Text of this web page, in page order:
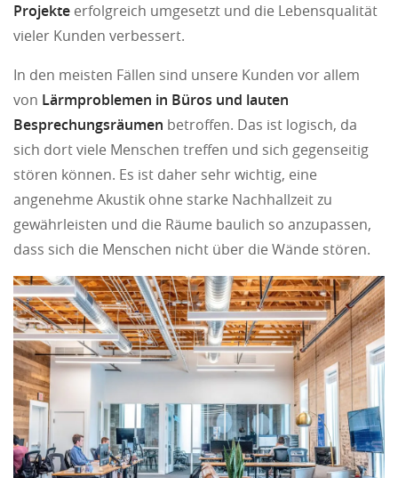
Projekte erfolgreich umgesetzt und die Lebensqualität
vieler Kunden verbessert.
In den meisten Fällen sind unsere Kunden vor allem
von Lärmproblemen in Büros und lauten
Besprechungsräumen betroffen. Das ist logisch, da
sich dort viele Menschen treffen und sich gegenseitig
stören können. Es ist daher sehr wichtig, eine
angenehme Akustik ohne starke Nachhallzeit zu
gewährleisten und die Räume baulich so anzupassen,
dass sich die Menschen nicht über die Wände stören.